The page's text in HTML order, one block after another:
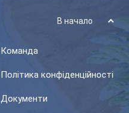
В начало
Команда
Політика конфіденційності
Документи